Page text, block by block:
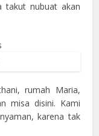
takut nubuat akan
rumah Maria,
misa disini. Kami
karena tak